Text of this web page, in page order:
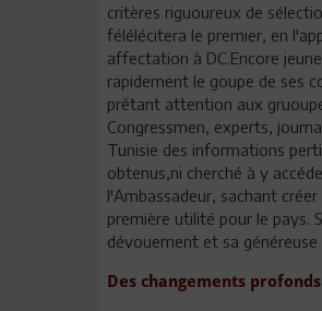
critères riguoureux de
félélécitera le premier, en
affectation à DC.Encore
rapidement le goupe de ses
prêtant attention aux
Congressmen, experts,
Tunisie des informations
obtenus,ni cherché à y
l'Ambassadeur, sachant
première utilité pour le pays.
dévouement et sa généreuse
Des changements